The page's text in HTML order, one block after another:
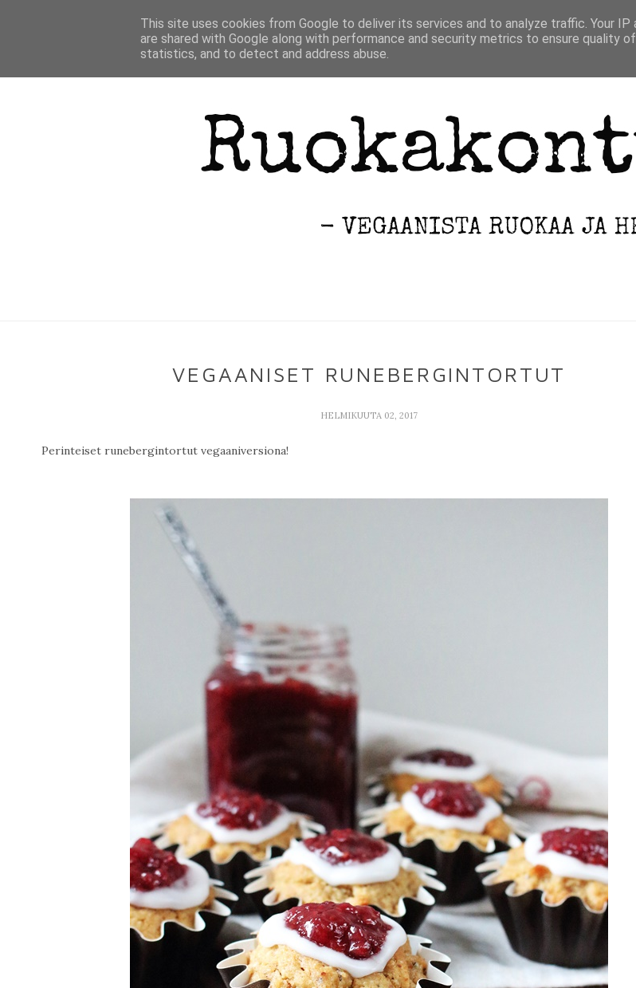
ETUSIVU INFO ARKISTO
VEGAANISET RUNEBERGINTORTUT
HELMIKUUTA 02, 2017
Perinteiset runebergintortut vegaaniversiona!
This site uses cookies from Google to deliver its services and to analyze traffic. Your IP
are shared with Google along with performance and security metrics to ensure quality
statistics, and to detect and address abuse.